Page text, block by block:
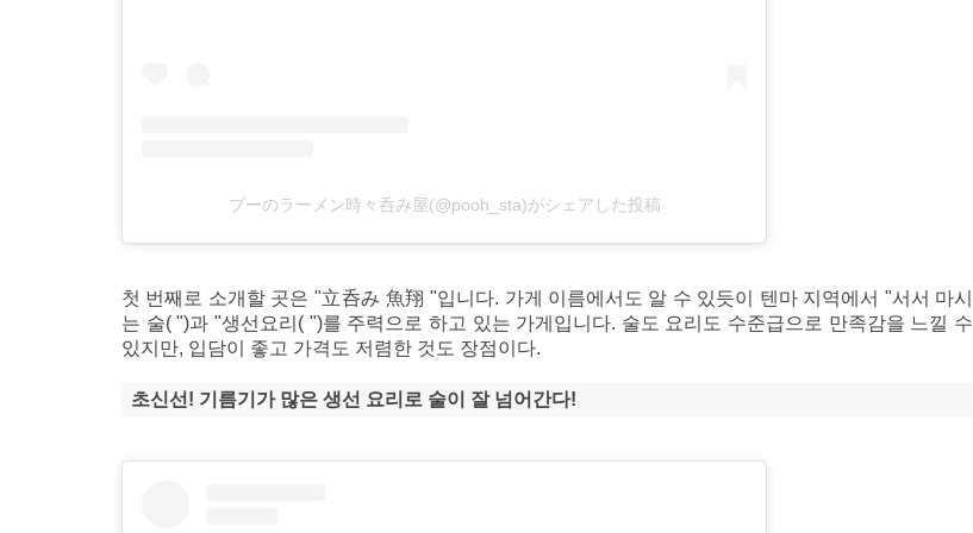
プーのラーメン時々呑み屋(@pooh_sta)がシェアした投稿
첫 번째로 소개할 곳은 "立呑み 魚翔 "입니다. 가게 이름에서도 알 수 있듯이 텐마 지역에서 "서서 마시
는 술( ")과 "생선요리( ")를 주력으로 하고 있는 가게입니다. 술도 요리도 수준급으로 만족감을 느낄 수
있지만, 입담이 좋고 가격도 저렴한 것도 장점이다.
초신선! 기름기가 많은 생선 요리로 술이 잘 넘어간다!